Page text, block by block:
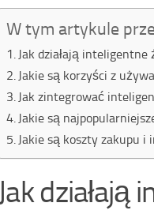
W tym artykule
Jak działają
Jakie są korzyści z
Jak zintegrować
Jakie są
Jakie są koszty zakupu
Jak działają